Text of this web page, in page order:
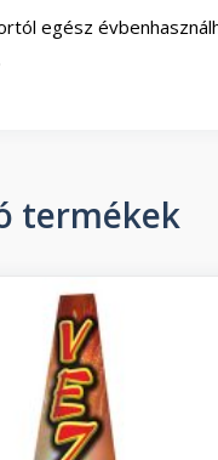
egész
termékek